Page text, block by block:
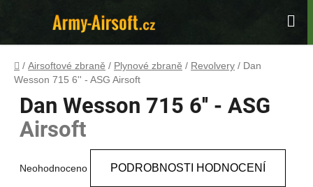
Domů
/ Airsoftové zbraně / Plynové zbraně / Revolvery / Dan
Wesson 715 6'' - ASG Airsoft
Dan Wesson 715 6'' - ASG
Airsoft
Neohodnoceno PODROBNOSTI HODNOCENÍ